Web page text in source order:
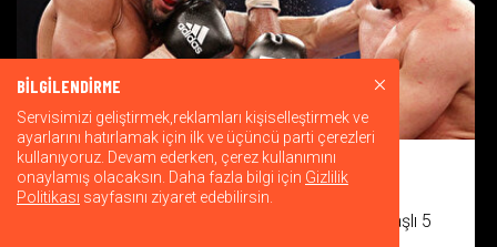
En yaşlı dünya boks şampiyonları
Dünya şampiyonluk unvanına sahip olan en yaşlı 5
BİLGİLENDİRME
Servisimizi geliştirmek,reklamları kişiselleştirmek ve
ayarlarını hatırlamak için ilk ve üçüncü parti çerezleri
kullanıyoruz. Devam ederken, çerez kullanımını
onaylamış olacaksın. Daha fazla bilgi için Gizlilik
Politikası sayfasını ziyaret edebilirsin.